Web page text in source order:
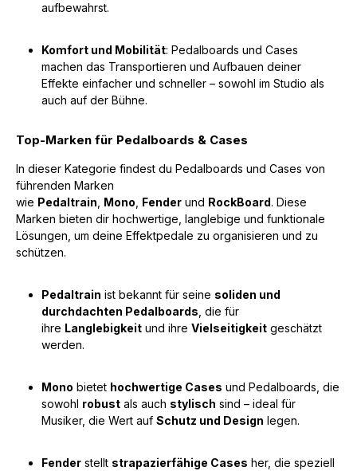
aufbewahrst.
Komfort und Mobilität: Pedalboards und Cases
machen das Transportieren und Aufbauen deiner
Effekte einfacher und schneller – sowohl im Studio als
auch auf der Bühne.
Top-Marken für Pedalboards & Cases
In dieser Kategorie findest du Pedalboards und Cases von
führenden Marken
wie Pedaltrain Mono Fender und RockBoard. Diese
Marken bieten dir hochwertige, langlebige und funktionale
Lösungen, um deine Effektpedale zu organisieren und zu
schützen.
Pedaltrain ist bekannt für seine soliden und
durchdachten Pedalboards , die für
ihre Langlebigkeit und ihre Vielseitigkeit geschätzt
werden.
Mono bietet hochwertige Cases und Pedalboards, die
sowohl robust als auch stylisch sind – ideal für
Musiker, die Wert auf Schutz und Design legen.
Fender stellt strapazierfähige Cases her, die speziell